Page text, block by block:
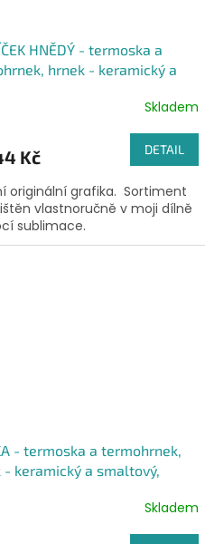
HNĚDÝ - termoska a
hrnek - keramický a
Skladem
Kč DETAIL
originální grafika. Sortiment
vlastnoručně v moji dílně
sublimace.
- termoska a termohrnek,
- keramický a smaltový,
Skladem